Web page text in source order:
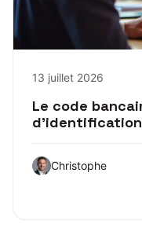
13 juillet 2026
Le code
d’identification
Christophe